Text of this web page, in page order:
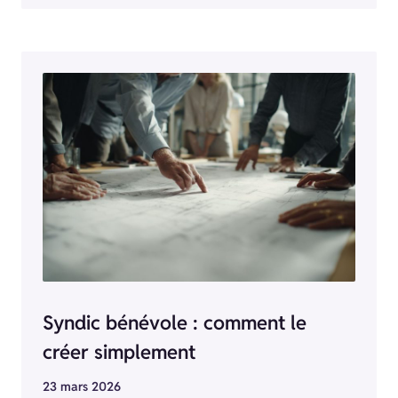
Syndic bénévole : comment le
créer simplement
23 mars 2026